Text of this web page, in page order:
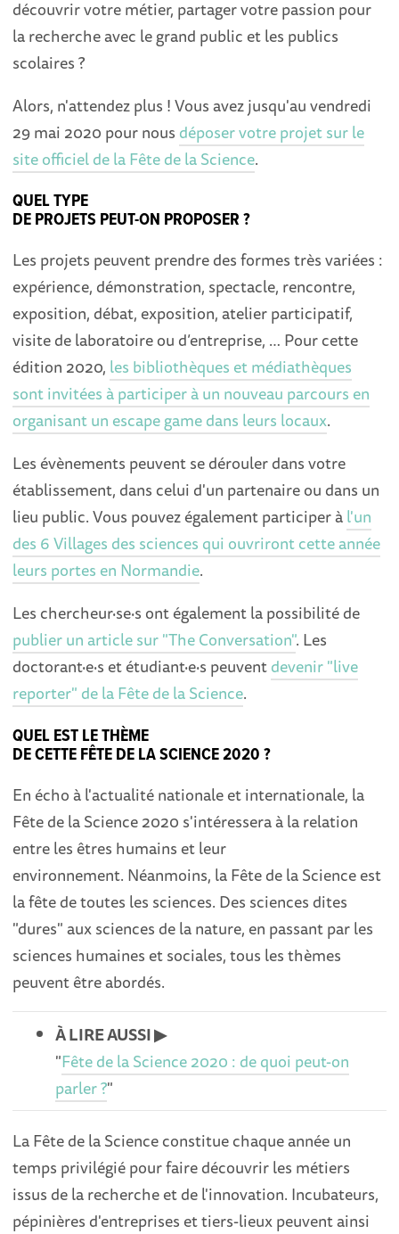
découvrir votre métier, partager votre passion pour
la recherche avec le grand public et les publics
scolaires ?
Alors, n'attendez plus ! Vous avez jusqu'au vendredi
29 mai 2020 pour nous déposer votre projet sur le
site officiel de la Fête de la Science.
QUEL TYPE
DE PROJETS PEUT-ON PROPOSER ?
Les projets peuvent prendre des formes très variées :
expérience, démonstration, spectacle, rencontre,
exposition, débat, exposition, atelier participatif,
visite de laboratoire ou d’entreprise, … Pour cette
édition 2020, les bibliothèques et médiathèques
sont invitées à participer à un nouveau parcours en
organisant un escape game dans leurs locaux.
Les évènements peuvent se dérouler dans votre
établissement, dans celui d'un partenaire ou dans un
lieu public. Vous pouvez également participer àl'un
des 6 Villages des sciences qui ouvriront cette année
leurs portes en Normandie.
Les chercheur·se·s ont également la possibilité de
publier un article sur "The Conversation". Les
doctorant·e·s et étudiant·e·s peuventdevenir "live
reporter" de la Fête de la Science.
QUEL EST LE THÈME
DE CETTE FÊTE DE LA SCIENCE 2020 ?
En écho à l'actualité nationale et internationale, la
Fête de la Science 2020 s'intéressera à la relation
entre les êtres humains et leur
environnement. Néanmoins, la Fête de la Science est
la fête de toutes les sciences. Des sciences dites
"dures" aux sciences de la nature, en passant par les
sciences humaines et sociales, tous les thèmes
peuvent être abordés.
À LIRE AUSSI ▶︎
"Fête de la Science 2020 : de quoi peut-on
parler ?"
La Fête de la Science constitue chaque année un
temps privilégié pour faire découvrir les métiers
issus de la recherche et de l'innovation. Incubateurs,
pépinières d'entreprises et tiers-lieux peuvent ainsi